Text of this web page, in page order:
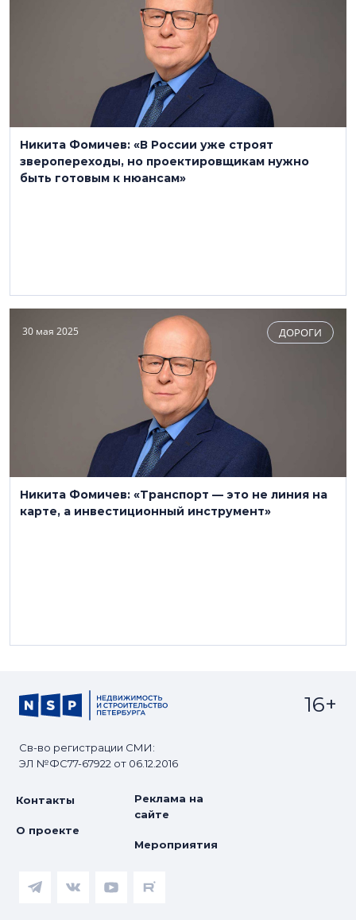
Никита Фомичев: «В России уже строят
зверопереходы, но проектировщикам нужно
быть готовым к нюансам»
30 мая 2025 ДОРОГИ
Никита Фомичев: «Транспорт — это не линия на
карте, а инвестиционный инструмент»
Св-во регистрации СМИ:
ЭЛ №ФС77-67922 от 06.12.2016
16+
Контакты
О проекте
Реклама на
сайте
Мероприятия